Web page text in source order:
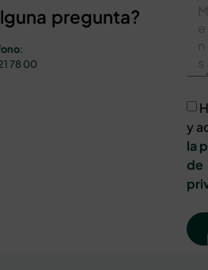
pregunta?
:
78 00
y
la
de